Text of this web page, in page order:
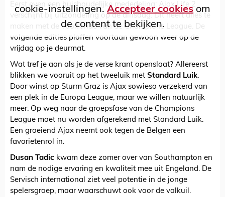
cookie-instellingen. Accepteer cookiesom
de content te bekijken.
Eerst even een huishoudelijke mededeling: Ajax Life 2
verschijnt bij uitzondering op de dinsdag. Dit heeft alles te
maken met de voorronde van de Champions League. De
volgende edities ploffen voortaan gewoon weer op de
vrijdag op je deurmat.
Wat tref je aan als je de verse krant openslaat? Allereerst
blikken we vooruit op het tweeluik met Standard Luik.
Door winst op Sturm Graz is Ajax sowieso verzekerd van
een plek in de Europa League, maar we willen natuurlijk
meer. Op weg naar de groepsfase van de Champions
League moet nu worden afgerekend met Standard Luik.
Een groeiend Ajax neemt ook tegen de Belgen een
favorietenrol in.
Dusan Tadic kwam deze zomer over van Southampton en
nam de nodige ervaring en kwaliteit mee uit Engeland. De
Servisch international ziet veel potentie in de jonge
spelersgroep, maar waarschuwt ook voor de valkuil.